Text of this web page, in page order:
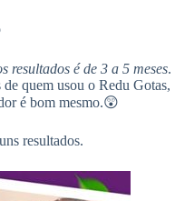
resultados é de 3 a 5 meses.
quem usou o Redu Gotas,
é bom mesmo.😲
resultados.